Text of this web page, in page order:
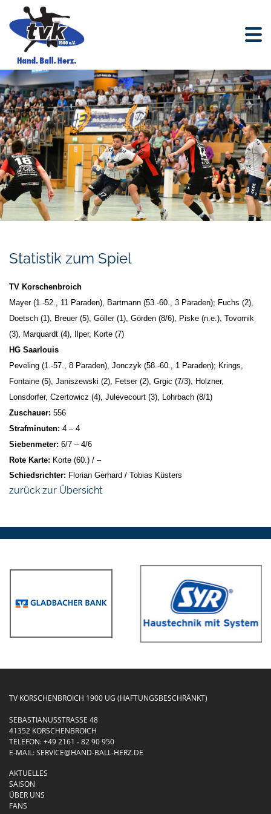
Statistik zum Spiel
TV Korschenbroich
Mayer (1.-52., 11 Paraden), Bartmann (53.-60., 3 Paraden); Fuchs (2),
Doetsch (1), Breuer (5), Göller (1), Görden (8/6), Piske (n.e.), Tovornik
(3), Marquardt (4), Ilper, Korte (7)
HG Saarlouis
Peveling (1.-57., 8 Paraden), Jonczyk (58.-60., 1 Paraden); Krings,
Fontaine (5), Janiszewski (2), Fetser (2), Grgic (7/3), Holzner,
Lonsdorfer, Czertowicz (4), Julevecourt (3), Lohrbach (8/1)
Zuschauer: 556
Strafminuten: 4 – 4
Siebenmeter: 6/7 – 4/6
Rote Karte: Korte (60.) / –
Schiedsrichter: Florian Gerhard / Tobias Küsters
zurück zur Übersicht
TV KORSCHENBROICH 1900 UG (HAFTUNGSBESCHRÄNKT)
SEBASTIANUSSTRASSE 48
41352 KORSCHENBROICH
TELEFON:+49 2161 - 82 90 950
E-MAIL:SERVICE@HAND-BALL-HERZ.DE
AKTUELLES
SAISON
ÜBER UNS
FANS